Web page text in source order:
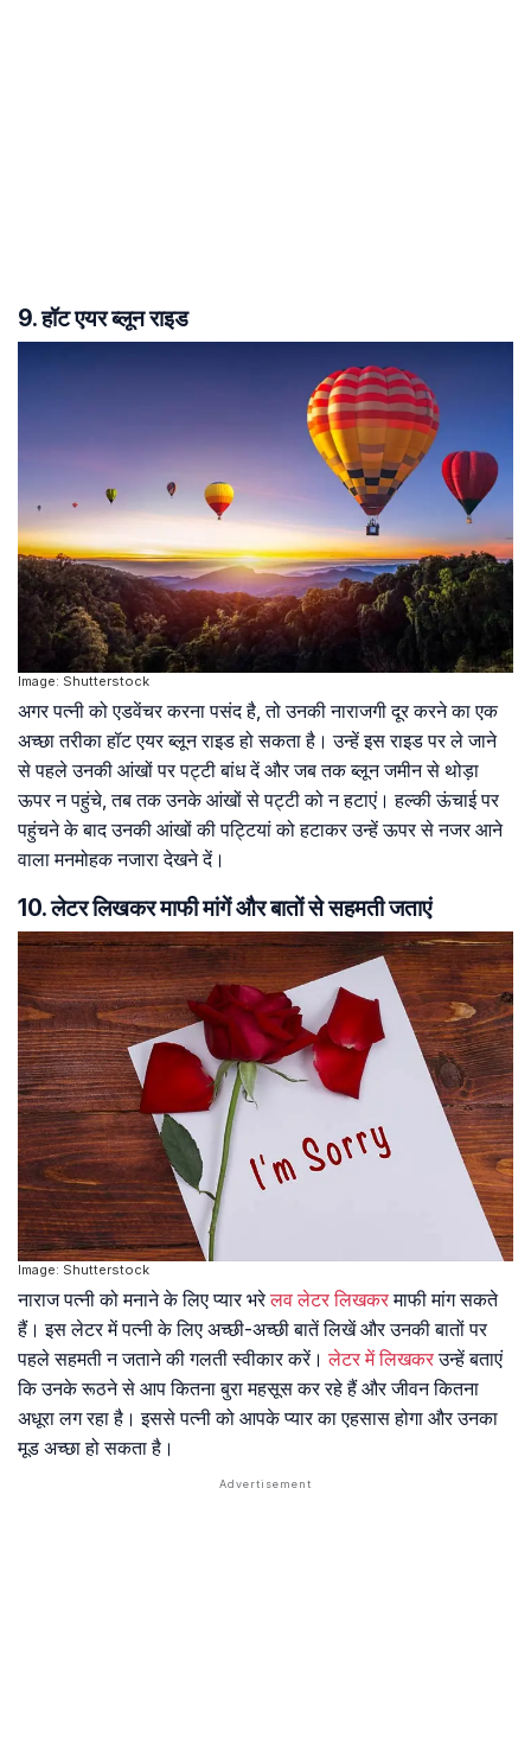
9. हॉट एयर ब्लून राइड
Image: Shutterstock
अगर पत्नी को एडवेंचर करना पसंद है, तो उनकी नाराजगी दूर करने का एक
अच्छा तरीका हॉट एयर ब्लून राइड हो सकता है। उन्हें इस राइड पर ले जाने
से पहले उनकी आंखों पर पट्टी बांध दें और जब तक ब्लून जमीन से थोड़ा
ऊपर न पहुंचे, तब तक उनके आंखों से पट्टी को न हटाएं। हल्की ऊंचाई पर
पहुंचने के बाद उनकी आंखों की पट्टियां को हटाकर उन्हें ऊपर से नजर आने
वाला मनमोहक नजारा देखने दें।
10. लेटर लिखकर माफी मांगें और बातों से सहमती जताएं
Image: Shutterstock
नाराज पत्नी को मनाने के लिए प्यार भरेलव लेटर लिखकरमाफी मांग सकते
हैं। इस लेटर में पत्नी के लिए अच्छी-अच्छी बातें लिखें और उनकी बातों पर
पहले सहमती न जताने की गलती स्वीकार करें।लेटर में लिखकरउन्हें बताएं
कि उनके रूठने से आप कितना बुरा महसूस कर रहे हैं और जीवन कितना
अधूरा लग रहा है। इससे पत्नी को आपके प्यार का एहसास होगा और उनका
मूड अच्छा हो सकता है।